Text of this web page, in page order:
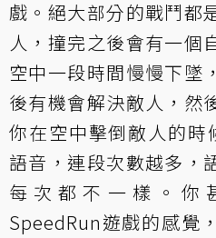
戲。絕大部分的戰鬥都
人，撞完之後會有一個
空中一段時間慢慢下墜
後有機會解決敵人，然
你在空中擊倒敵人的時
語音，連段次數越多，
每次都不一樣。你
SpeedRun遊戲的感覺